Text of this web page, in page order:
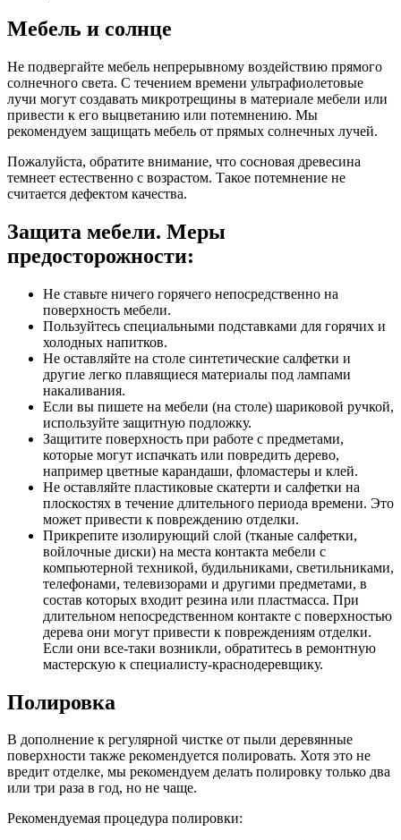
Мебель и солнце
Не подвергайте мебель непрерывному воздействию прямого
солнечного света. С течением времени ультрафиолетовые
лучи могут создавать микротрещины в материале мебели или
привести к его выцветанию или потемнению. Мы
рекомендуем защищать мебель от прямых солнечных лучей.
Пожалуйста, обратите внимание, что сосновая древесина
темнеет естественно с возрастом. Такое потемнение не
считается дефектом качества.
Защита мебели. Меры
предосторожности:
Не ставьте ничего горячего непосредственно на
поверхность мебели.
Пользуйтесь специальными подставками для горячих и
холодных напитков.
Не оставляйте на столе синтетические салфетки и
другие легко плавящиеся материалы под лампами
накаливания.
Если вы пишете на мебели (на столе) шариковой ручкой,
используйте защитную подложку.
Защитите поверхность при работе с предметами,
которые могут испачкать или повредить дерево,
например цветные карандаши, фломастеры и клей.
Не оставляйте пластиковые скатерти и салфетки на
плоскостях в течение длительного периода времени. Это
может привести к повреждению отделки.
Прикрепите изолирующий слой (тканые салфетки,
войлочные диски) на места контакта мебели с
компьютерной техникой, будильниками, светильниками,
телефонами, телевизорами и другими предметами, в
состав которых входит резина или пластмасса. При
длительном непосредственном контакте с поверхностью
дерева они могут привести к повреждениям отделки.
Если они все-таки возникли, обратитесь в ремонтную
мастерскую к специалисту-краснодеревщику.
Полировка
В дополнение к регулярной чистке от пыли деревянные
поверхности также рекомендуется полировать. Хотя это не
вредит отделке, мы рекомендуем делать полировку только два
или три раза в год, но не чаще.
Рекомендуемая процедура полировки: